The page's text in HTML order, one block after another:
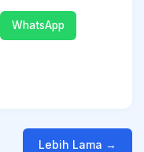
WhatsApp
Lebih Lama →